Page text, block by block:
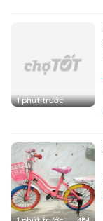
1 phút trước